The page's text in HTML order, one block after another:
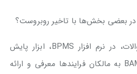
در بعضی بخش‌ها با تاخیر روبروست؟
برای پاسخ به این سوالات، در نرم افزار BPMS، ابزار پایش
فرایندهای تجاری یا BAM به مالکان فرایندها معرفی و ارائه